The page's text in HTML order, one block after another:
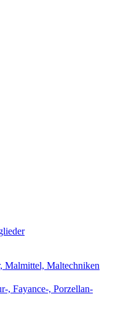
Maltechniken
, Fayance-, Porzellan-